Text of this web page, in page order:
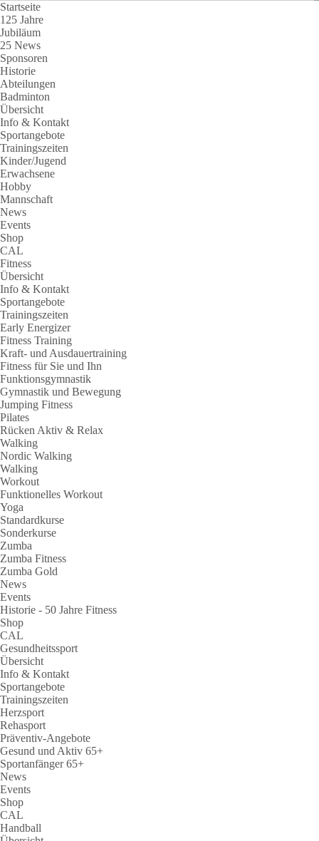
Startseite
125 Jahre
Jubiläum
25 News
Sponsoren
Historie
Abteilungen
Badminton
Übersicht
Info & Kontakt
Sportangebote
Trainingszeiten
Kinder/Jugend
Erwachsene
Hobby
Mannschaft
News
Events
Shop
CAL
Fitness
Übersicht
Info & Kontakt
Sportangebote
Trainingszeiten
Early Energizer
Fitness Training
Kraft- und Ausdauertraining
Fitness für Sie und Ihn
Funktionsgymnastik
Gymnastik und Bewegung
Jumping Fitness
Pilates
Rücken Aktiv & Relax
Walking
Nordic Walking
Walking
Workout
Funktionelles Workout
Yoga
Standardkurse
Sonderkurse
Zumba
Zumba Fitness
Zumba Gold
News
Events
Historie - 50 Jahre Fitness
Shop
CAL
Gesundheitssport
Übersicht
Info & Kontakt
Sportangebote
Trainingszeiten
Herzsport
Rehasport
Präventiv-Angebote
Gesund und Aktiv 65+
Sportanfänger 65+
News
Events
Shop
CAL
Handball